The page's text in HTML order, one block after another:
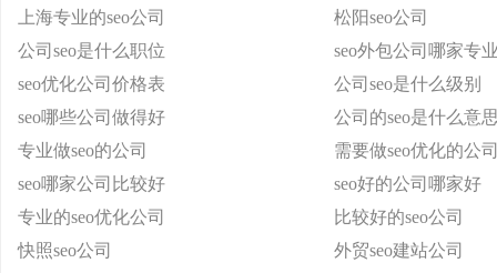
上海专业的seo公司
松阳seo公司
公司seo是什么职位
seo外包公司哪家专
seo优化公司价格表
公司seo是什么级别
seo哪些公司做得好
公司的seo是什么意
专业做seo的公司
需要做seo优化的公
seo哪家公司比较好
seo好的公司哪家好
专业的seo优化公司
比较好的seo公司
快照seo公司
外贸seo建站公司